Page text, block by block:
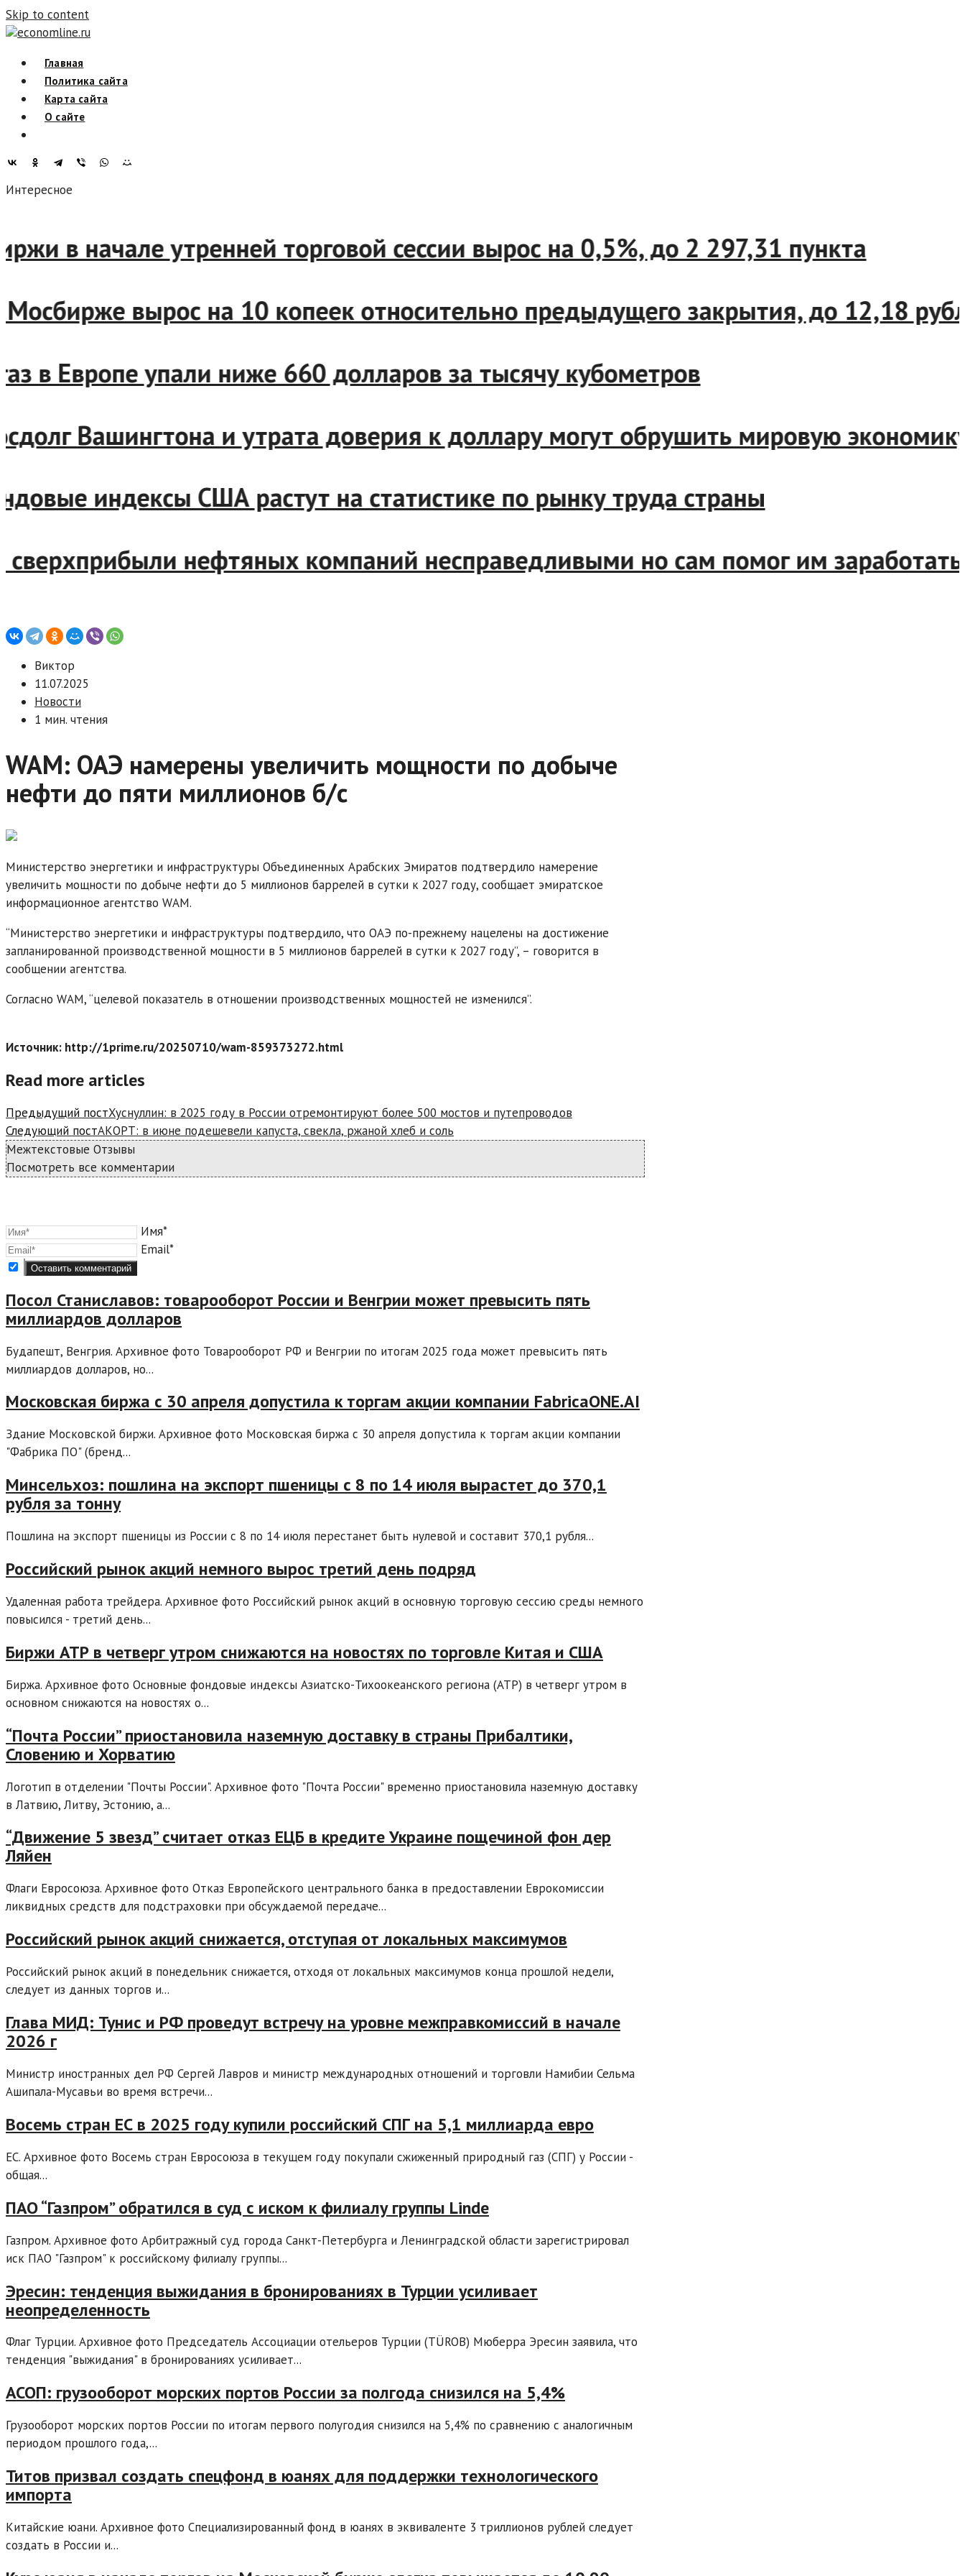
Skip to content
economline.ru
Главная
Политика сайта
Карта сайта
О сайте
Интересное
в начале утренней торговой сессии вырос на 0,5%, до 2 297,31 пункта
Мосбирже вырос на 10 копеек относительно предыдущего закрытия, до 12,18
газ в Европе упали ниже 660 долларов за тысячу кубометров
Вашингтона и утрата доверия к доллару могут обрушить мировую
индексы США растут на статистике по рынку труда страны
сверхприбыли нефтяных компаний несправедливыми но сам помог им
Виктор
11.07.2025
Новости
1 мин. чтения
WAM: ОАЭ намерены увеличить мощности по добыче
нефти до пяти миллионов б/с
Министерство энергетики и инфраструктуры Объединенных Арабских Эмиратов подтвердило намерение
увеличить мощности по добыче нефти до 5 миллионов баррелей в сутки к 2027 году, сообщает эмиратское
информационное агентство WAM.
“Министерство энергетики и инфраструктуры подтвердило, что ОАЭ по-прежнему нацелены на достижение
запланированной производственной мощности в 5 миллионов баррелей в сутки к 2027 году”, – говорится в
сообщении агентства.
Согласно WAM, “целевой показатель в отношении производственных мощностей не изменился”.
Источник: http://1prime.ru/20250710/wam-859373272.html
Read more articles
Предыдущий постХуснуллин: в 2025 году в России отремонтируют более 500 мостов и путепроводов
Следующий постАКОРТ: в июне подешевели капуста, свекла, ржаной хлеб и соль
Межтекстовые Отзывы
Посмотреть все комментарии
Имя*
Email*
Посол Станиславов: товарооборот России и Венгрии может превысить пять
миллиардов долларов
Будапешт, Венгрия. Архивное фото Товарооборот РФ и Венгрии по итогам 2025 года может превысить пять
миллиардов долларов, но...
Московская биржа с 30 апреля допустила к торгам акции компании FabricaONE.AI
Здание Московской биржи. Архивное фото Московская биржа с 30 апреля допустила к торгам акции компании
"Фабрика ПО" (бренд...
Минсельхоз: пошлина на экспорт пшеницы с 8 по 14 июля вырастет до 370,1
рубля за тонну
Пошлина на экспорт пшеницы из России с 8 по 14 июля перестанет быть нулевой и составит 370,1 рубля...
Российский рынок акций немного вырос третий день подряд
Удаленная работа трейдера. Архивное фото Российский рынок акций в основную торговую сессию среды немного
повысился - третий день...
Биржи АТР в четверг утром снижаются на новостях по торговле Китая и США
Биржа. Архивное фото Основные фондовые индексы Азиатско-Тихоокеанского региона (АТР) в четверг утром в
основном снижаются на новостях о...
“Почта России” приостановила наземную доставку в страны Прибалтики,
Словению и Хорватию
Логотип в отделении "Почты России". Архивное фото "Почта России" временно приостановила наземную доставку
в Латвию, Литву, Эстонию, а...
“Движение 5 звезд” считает отказ ЕЦБ в кредите Украине пощечиной фон дер
Ляйен
Флаги Евросоюза. Архивное фото Отказ Европейского центрального банка в предоставлении Еврокомиссии
ликвидных средств для подстраховки при обсуждаемой передаче...
Российский рынок акций снижается, отступая от локальных максимумов
Российский рынок акций в понедельник снижается, отходя от локальных максимумов конца прошлой недели,
следует из данных торгов и...
Глава МИД: Тунис и РФ проведут встречу на уровне межправкомиссий в начале
2026 г
Министр иностранных дел РФ Сергей Лавров и министр международных отношений и торговли Намибии Сельма
Ашипала-Мусавьи во время встречи...
Восемь стран ЕС в 2025 году купили российский СПГ на 5,1 миллиарда евро
ЕС. Архивное фото Восемь стран Евросоюза в текущем году покупали сжиженный природный газ (СПГ) у России -
общая...
ПАО “Газпром” обратился в суд с иском к филиалу группы Linde
Газпром. Архивное фото Арбитражный суд города Санкт-Петербурга и Ленинградской области зарегистрировал
иск ПАО "Газпром" к российскому филиалу группы...
Эресин: тенденция выжидания в бронированиях в Турции усиливает
неопределенность
Флаг Турции. Архивное фото Председатель Ассоциации отельеров Турции (TÜROB) Мюберра Эресин заявила, что
тенденция "выжидания" в бронированиях усиливает...
АСОП: грузооборот морских портов России за полгода снизился на 5,4%
Грузооборот морских портов России по итогам первого полугодия снизился на 5,4% по сравнению с аналогичным
периодом прошлого года,...
Титов призвал создать спецфонд в юанях для поддержки технологического
импорта
Китайские юани. Архивное фото Специализированный фонд в юанях в эквиваленте 3 триллионов рублей следует
создать в России и...